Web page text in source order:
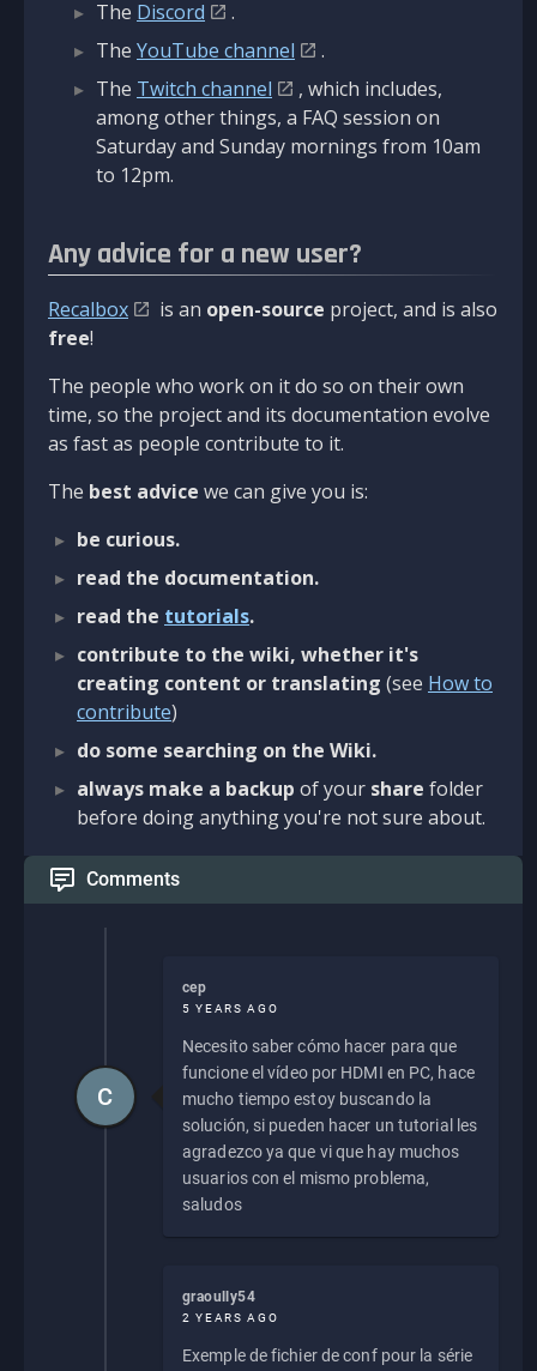
The Discord
.
The YouTube channel
.
The Twitch channel
, which includes,
among other things, a FAQ session on
Saturday and Sunday mornings from 10am
to 12pm.
Any advice for a new user?
Recalbox is an open-source project, and is also
free!
The people who work on it do so on their own
time, so the project and its documentation evolve
as fast as people contribute to it.
The best advice we can give you is:
be curious.
read the documentation.
read the tutorials.
contribute to the wiki, whether it's
creating content or translating (see How to
contribute)
do some searching on the Wiki.
always make a backup of your share folder
before doing anything you're not sure about.
Comments
cep
5 YEARS AGO
Necesito saber cómo hacer para que
funcione el vídeo por HDMI en PC, hace
mucho tiempo estoy buscando la
solución, si pueden hacer un tutorial les
agradezco ya que vi que hay muchos
usuarios con el mismo problema,
saludos
C
graoully54
2 YEARS AGO
Exemple de fichier de conf pour la série